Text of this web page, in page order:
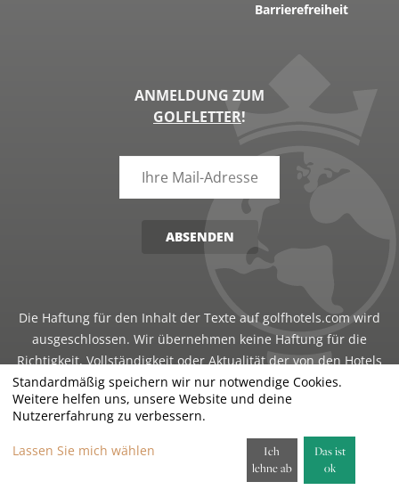
Barrierefreiheit
ANMELDUNG ZUM
GOLFLETTER!
ABSENDEN
Die Haftung für den Inhalt der Texte auf golfhotels.com wird
ausgeschlossen. Wir übernehmen keine Haftung für die
Richtigkeit, Vollständigkeit oder Aktualität der von den Hotels
bereitgestellten Informationen.
©2026 · Just Travel GmbH - all rights reserved
Standardmäßig speichern wir nur notwendige Cookies.
Weitere helfen uns, unsere Website und deine
Nutzererfahrung zu verbessern.
Lassen Sie mich wählen
Ich
lehne ab
Das ist
ok